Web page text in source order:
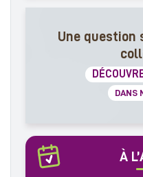
Une question
DANS
À